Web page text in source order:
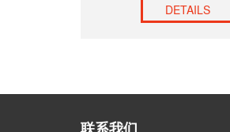
DETAILS